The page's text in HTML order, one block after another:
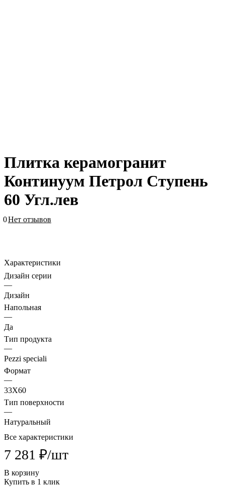
Плитка керамогранит
Континуум Петрол Ступень
60 Угл.лев
0Нет отзывов
Характеристики
Дизайн серии
—
Дизайн
Напольная
—
Да
Тип продукта
—
Pezzi speciali
Формат
—
33X60
Тип поверхности
—
Натуральный
Все характеристики
7 281 ₽/шт
В корзину
Купить в 1 клик